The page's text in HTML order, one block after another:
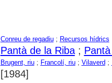
Conreu de regadiu; Recursos hídrics
Pantà de la Riba;
Brugent, riu; Francolí, riu; Vilaverd ;
[1984]